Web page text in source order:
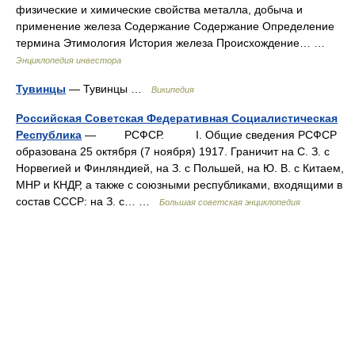
физические и химические свойства металла, добыча и
применение железа Содержание Содержание Определение
термина Этимология История железа Происхождение… …
Энциклопедия инвестора
Тувинцы — Тувинцы … Википедия
Российская Советская Федеративная Социалистическая
Республика — РСФСР. I. Общие сведения РСФСР
образована 25 октября (7 ноября) 1917. Граничит на С. З. с
Норвегией и Финляндией, на З. с Польшей, на Ю. В. с Китаем,
МНР и КНДР, а также с союзными республиками, входящими в
состав СССР: на З. с… …
Большая советская энциклопедия